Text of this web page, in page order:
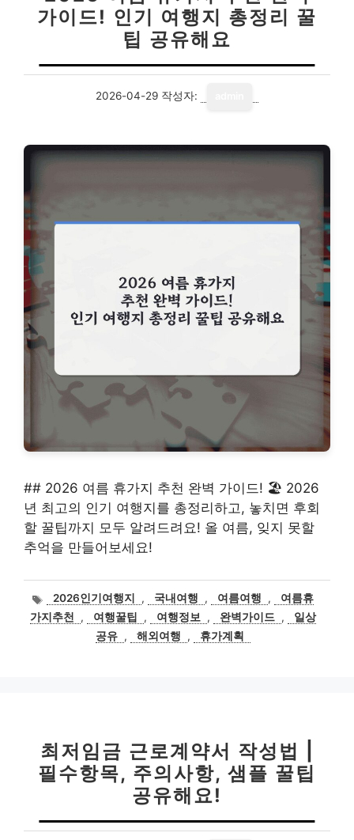
가이드! 인기 여행지 총정리 꿀
팁 공유해요
2026-04-29 작성자:
## 2026 여름 휴가지 추천 완벽 가이드! 🏖️ 2026
년 최고의 인기 여행지를 총정리하고, 놓치면 후회
할 꿀팁까지 모두 알려드려요! 올 여름, 잊지 못할
추억을 만들어보세요!
태
그
2026인기여행지 , 국내여행 , 여름여행 ,
여름휴
가지추천
, 여행꿀팁 , 여행정보 , 완벽가이드 ,
일상
공유 , 해외여행 , 휴가계획
최저임금 근로계약서 작성법 |
필수항목, 주의사항, 샘플 꿀팁
공유해요!